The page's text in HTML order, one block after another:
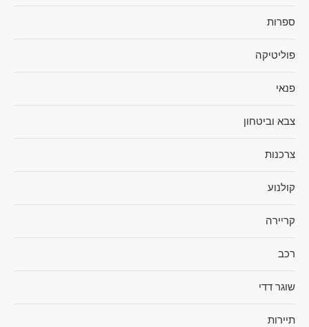
ספרות
פוליטיקה
פנאי
צבא וביטחון
צרכנות
קולנוע
קריירה
רכב
שוגר דדי
תיירות